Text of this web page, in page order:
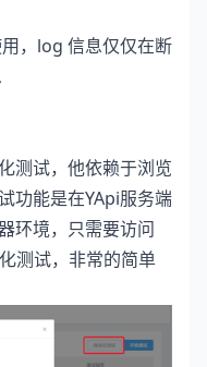
，log 信息仅仅在断
测试，他依赖于浏览
功能是在YApi服务端
环境，只需要访问
测试，非常的简单